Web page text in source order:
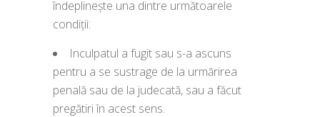
îndeplinește una dintre următoarele
condiții:
Inculpatul a fugit sau s-a ascuns
pentru a se sustrage de la urmărirea
penală sau de la judecată, sau a făcut
pregătiri în acest sens.